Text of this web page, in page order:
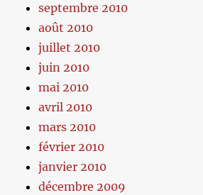
septembre 2010
août 2010
juillet 2010
juin 2010
mai 2010
avril 2010
mars 2010
février 2010
janvier 2010
décembre 2009